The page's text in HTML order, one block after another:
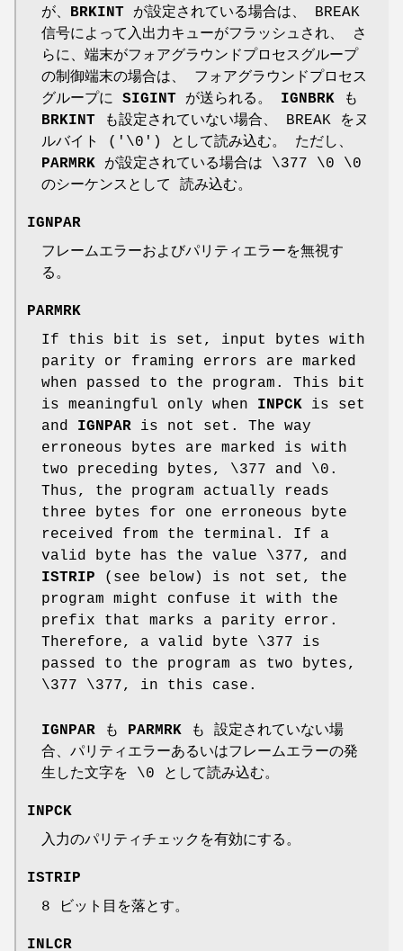
が、 BRKINT が設定されている場合は、 BREAK
信号によって入出力キューがフラッシュされ、 さ
らに、端末がフォアグラウンドプロセスグループ
の制御端末の場合は、 フォアグラウンドプロセス
グループに SIGINT が送られる。 IGNBRK も
BRKINT も設定されていない場合、 BREAK をヌ
ルバイト ('\0') として読み込む。 ただし、
PARMRK が設定されている場合は \377 \0 \0
のシーケンスとして 読み込む。
IGNPAR
フレームエラーおよびパリティエラーを無視す
る。
PARMRK
If this bit is set, input bytes with
parity or framing errors are marked
when passed to the program. This bit
is meaningful only when INPCK is set
and IGNPAR is not set. The way
erroneous bytes are marked is with
two preceding bytes, \377 and \0.
Thus, the program actually reads
three bytes for one erroneous byte
received from the terminal. If a
valid byte has the value \377, and
ISTRIP (see below) is not set, the
program might confuse it with the
prefix that marks a parity error.
Therefore, a valid byte \377 is
passed to the program as two bytes,
\377 \377, in this case.
IGNPAR も PARMRK も 設定されていない場
合、パリティエラーあるいはフレームエラーの発
生した文字を \0 として読み込む。
INPCK
入力のパリティチェックを有効にする。
ISTRIP
8 ビット目を落とす。
INLCR